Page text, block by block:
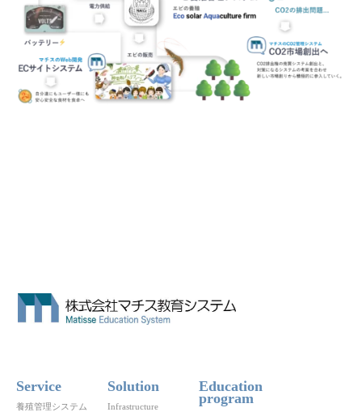
Service
養殖管理システム
Solution
Infrastructure
Education
program